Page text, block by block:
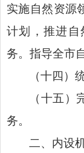
实施自然资源
计划，推进自
务。指导全市
（十四）
（十五
务。
二、内设